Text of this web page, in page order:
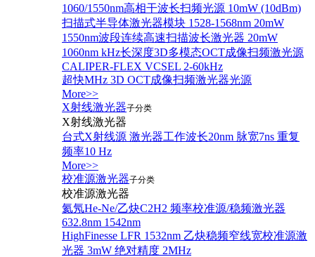
1060/1550nm高相干波长扫频光源 10mW (10dBm)
扫描式半导体激光器模块 1528-1568nm 20mW
1550nm波段连续高速扫描波长激光器 20mW
1060nm kHz长深度3D多模态OCT成像扫频激光源
CALIPER-FLEX VCSEL 2-60kHz
超快MHz 3D OCT成像扫频激光器光源
More>>
X射线激光器子分类
X射线激光器
台式X射线源 激光器工作波长20nm 脉宽7ns 重复
频率10 Hz
More>>
校准源激光器子分类
校准源激光器
氦氖He-Ne/乙炔C2H2 频率校准源/稳频激光器
632.8nm 1542nm
HighFinesse LFR 1532nm 乙炔稳频窄线宽校准源激
光器 3mW 绝对精度 2MHz